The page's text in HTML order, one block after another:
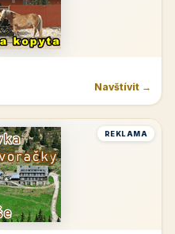
Navštívit →
REKLAMA